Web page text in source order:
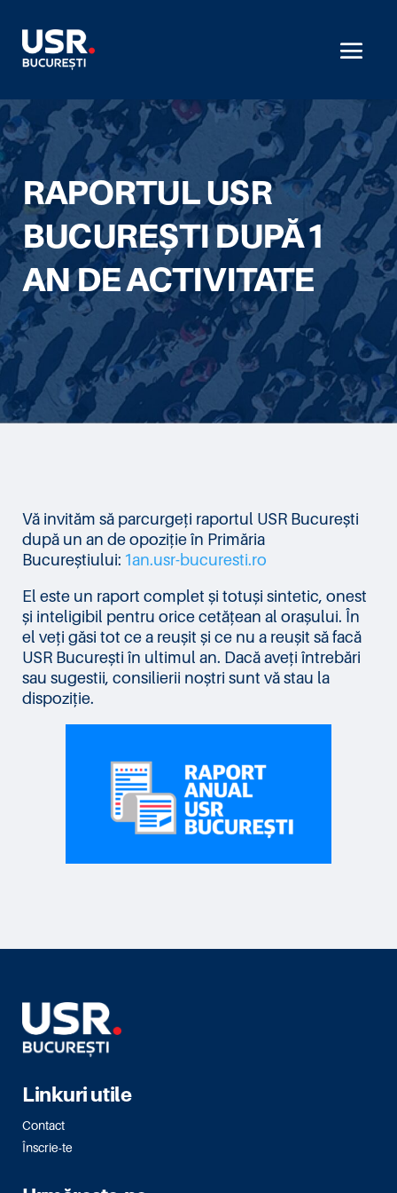
RAPORTUL USR
BUCUREȘTI DUPĂ 1
AN DE ACTIVITATE
Vă invităm să parcurgeți raportul USR București
după un an de opoziție în Primăria
Bucureștiului: 1an.usr-bucuresti.ro
El este un raport complet și totuși sintetic, onest
și inteligibil pentru orice cetățean al orașului. În
el veți găsi tot ce a reușit și ce nu a reușit să facă
USR București în ultimul an. Dacă aveți întrebări
sau sugestii, consilierii noștri sunt vă stau la
dispoziție.
Linkuri utile
Contact
Înscrie-te